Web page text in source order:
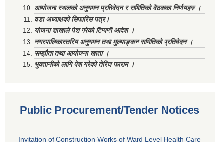
आयोजना स्थलको अनुगमन प्रतिवेदन र समितिको वैठकका निर्णयहरु ।
वडा अध्याक्षको सिफारिस पत्र।
योजना शाखाले पेश गरेको टिप्पणी आदेश ।
नगरपालिकास्तरिय अनुगमन तथा मुल्याङ्कन समितिको प्रतिवेदन ।
सम्झौता तथा आयोजना खाता ।
भुक्तानीको लागि पेश गरेको तेरिज फाराम ।
Public Procurement/Tender Notices
Invitation of Construction Works of Ward Level Health Care